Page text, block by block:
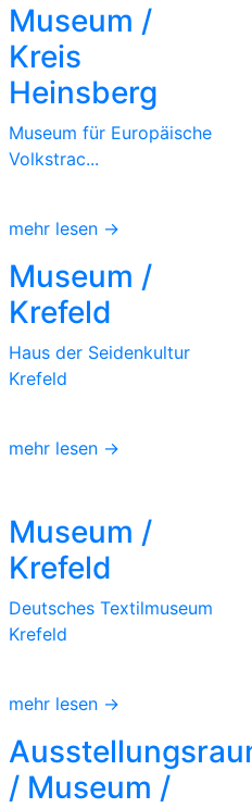
Museum /
Kreis
Heinsberg
Museum für Europäische
Volkstrac...
mehr lesen →
Museum /
Krefeld
Haus der Seidenkultur
Krefeld
mehr lesen →
Museum /
Krefeld
Deutsches Textilmuseum
Krefeld
mehr lesen →
/ Museum /